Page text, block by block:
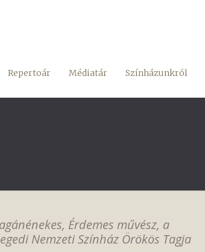
Repertoár Médiatár Színházunkról
Érdemes művész, a
Nemzeti Színház Örökös Tagja